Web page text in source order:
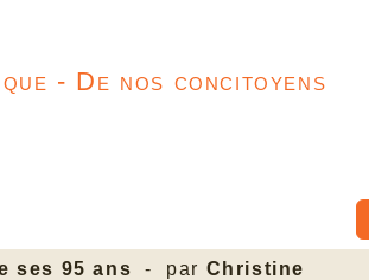
- De nos concitoyens
ses 95 ans - par Christine